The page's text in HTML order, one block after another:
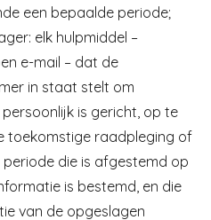
een bepaalde periode;
elk hulpmiddel –
e-mail – dat de
in staat stelt om
is gericht, op te
toekomstige raadpleging of
die is afgestemd op
is bestemd, en die
van de opgeslagen